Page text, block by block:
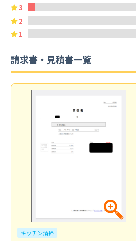
3
2
1
請求書・見積書一覧
キッチン清掃